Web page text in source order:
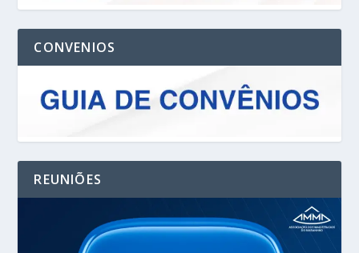
CONVENIOS
REUNIÕES